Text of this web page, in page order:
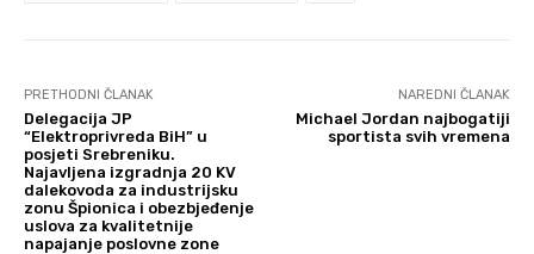
PRETHODNI ČLANAK
Delegacija JP
“Elektroprivreda BiH” u
posjeti Srebreniku.
Najavljena izgradnja 20 KV
dalekovoda za industrijsku
zonu Špionica i obezbjeđenje
uslova za kvalitetnije
napajanje poslovne zone
NAREDNI ČLANAK
Michael Jordan najbogatiji
sportista svih vremena